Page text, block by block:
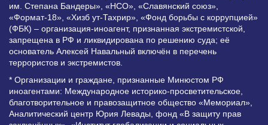
им. Степана Бандеры», «НСО», «Славянский союз»,
«Формат-18», «Хизб ут-Тахрир», «Фонд борьбы с коррупцией»
(ФБК) – организация-иноагент, признанная экстремистской,
запрещена в РФ и ликвидирована по решению суда; её
основатель Алексей Навальный включён в перечень
террористов и экстремистов.
* Организации и граждане, признанные Минюстом РФ
иноагентами: Международное историко-просветительское,
благотворительное и правозащитное общество «Мемориал»,
Аналитический центр Юрия Левады, фонд «В защиту прав